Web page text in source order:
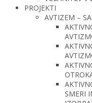
PROJEKTI
AVTIZEM –
SMERI